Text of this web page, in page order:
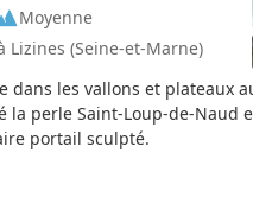
Moyenne
Lizines (Seine-et-Marne)
dans les vallons et plateaux
la perle Saint-Loup-de-Naud
portail sculpté.